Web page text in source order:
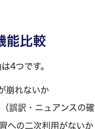
能比較
4つです。
崩れないか
誤訳・ニュアンスの確
への二次利用がないか